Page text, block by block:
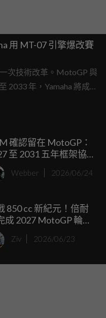
用 MT-07 引擎爆改賽
次技術改革。MotoGP 與
2033 年，Yamaha 將成為
應商，全面取代現行由
缸賽車的模式，開啟
確認留在 MotoGP：
至 2031 五年框架協議
品牌退賽傳聞
Webber 2026/06/24
850 cc 新紀元！倍耐
成 2027 MotoGP 輪胎
，五大車廠現役車手
參戰
Ziv 2026/06/23